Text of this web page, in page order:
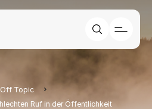
Off Topic
Ruf in der Öffentlichkeit